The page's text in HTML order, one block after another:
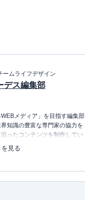
ームライフデザイン
デス編集部
メディア」を目指す編集部
知識の豊富な専門家の協力を
ったコンテンツを制作してい
心に、読者の「まよい」を解
コンテンツを制作中です。
レコレの選び方BOOK
見る